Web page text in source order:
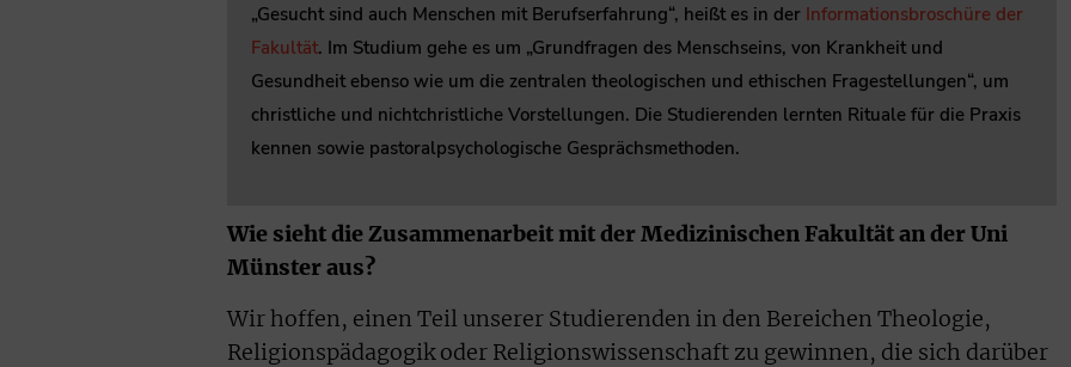
„Gesucht sind auch Menschen mit Berufserfahrung“, heißt es in der Informationsbroschüre der
Fakultät. Im Studium gehe es um „Grundfragen des Menschseins, von Krankheit und
Gesundheit ebenso wie um die zentralen theologischen und ethischen Fragestellungen“, um
christliche und nichtchristliche Vorstellungen. Die Studierenden lernten Rituale für die Praxis
kennen sowie pastoralpsychologische Gesprächsmethoden.
Wie sieht die Zusammenarbeit mit der Medizinischen Fakultät an der Uni
Münster aus?
Wir hoffen, einen Teil unserer Studierenden in den Bereichen Theologie,
Religionspädagogik oder Religionswissenschaft zu gewinnen, die sich darüber